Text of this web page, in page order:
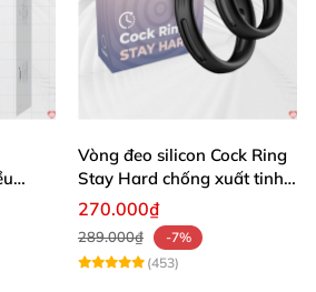
cấp
Vòng đeo silicon Cock Ring
Stay Hard chống xuất tinh
sớm
270.000₫
289.000₫
-7%
(453)